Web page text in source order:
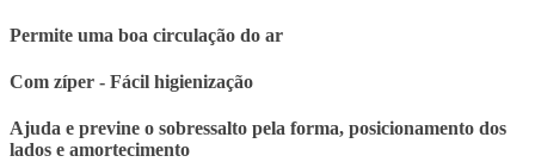
Permite uma boa circulação do ar
Com zíper - Fácil higienização
Ajuda e previne o sobressalto pela forma, posicionamento dos
lados e amortecimento